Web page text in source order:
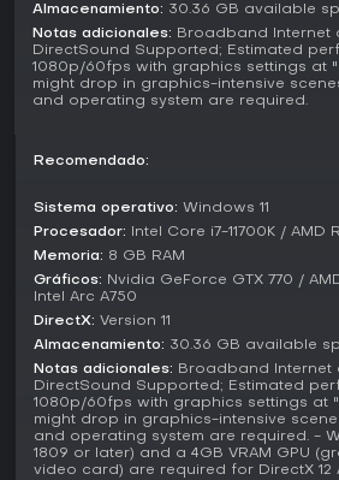
movimientos.
¿Merece la pena?
El juego está dirigido a los fans de la
buscan una forma compacta de revivir
personajes lo hacen fácil de abordar
conocen los juegos de arena. Las
un espacio competitivo, aunque la
depende de cada configuración.
contenido estacional continuo o
importantes pueden encontrarlo más
primeras partidas. En conjunto, ofrece
autocontenida centrada en combates
de una evolución constante.
Almacenamiento: 30.36 GB available
Notas adicionales: Broadband Internet
DirectSound Supported; Estimated
1080p/60fps with graphics settings at
might drop in graphics-intensive
and operating system are required.
Recomendado:
Sistema operativo: Windows 11
Procesador: Intel Core i7-11700K / AMD
Memoria: 8 GB RAM
Gráficos: Nvidia GeForce GTX 770 /
Intel Arc A750
DirectX: Version 11
Almacenamiento: 30.36 GB available
Notas adicionales: Broadband Internet
DirectSound Supported; Estimated
1080p/60fps with graphics settings at
might drop in graphics-intensive
and operating system are required. -
1809 or later) and a 4GB VRAM GPU
video card) are required for DirectX 12